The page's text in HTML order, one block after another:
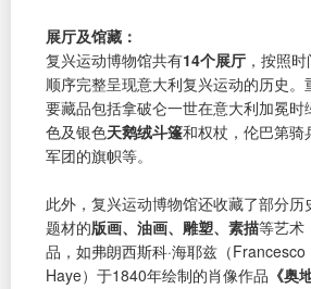
展厅及馆藏：
复兴运动博物馆共有14个展厅 ，按照时
顺序完整呈现意大利复兴运动的历史。
要藏品包括拿破仑一世在意大利加冕时
色及银色天鹅绒斗篷和权杖，伦巴第骑
军团的旗帜等。
此外，复兴运动博物馆还收藏了部分历
题材的版画、油画、雕塑、素描等艺术
品，如弗朗西斯科·海耶兹（Francesco
Haye）于1840年绘制的肖像作品 《奥